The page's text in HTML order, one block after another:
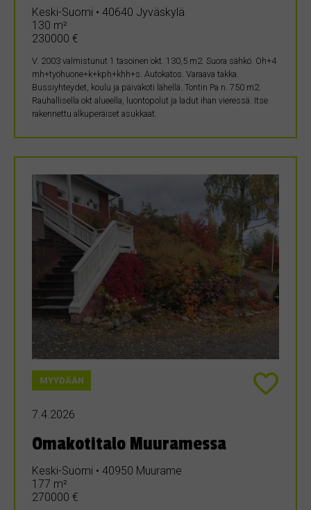
Keski-Suomi • 40640 Jyväskylä
130 m²
230000 €
V. 2003 valmistunut 1 tasoinen okt. 130,5 m2. Suora sähkö. Oh+4
mh+työhuone+k+kph+khh+s. Autokatos. Varaava takka.
Bussiyhteydet, koulu ja päiväkoti lähellä. Tontin Pa n. 750 m2.
Rauhallisella okt alueella, luontopolut ja ladut ihan vieressä. Itse
rakennettu alkuperäiset asukkaat.
MYYDÄÄN
7.4.2026
Omakotitalo Muuramessa
Keski-Suomi • 40950 Muurame
177 m²
270000 €